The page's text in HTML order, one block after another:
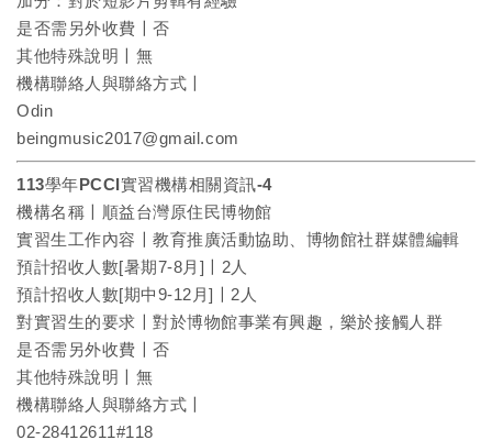
是否需另外收費〡否
其他特殊說明〡無
機構聯絡人與聯絡方式〡
Odin
beingmusic2017@gmail.com
113學年PCCI實習機構相關資訊-4
機構名稱〡順益台灣原住民博物館
實習生工作內容〡教育推廣活動協助、博物館社群媒體編輯
預計招收人數[暑期7-8月]〡2人
預計招收人數[期中9-12月]〡2人
對實習生的要求〡對於博物館事業有興趣，樂於接觸人群
是否需另外收費〡否
其他特殊說明〡無
機構聯絡人與聯絡方式〡
02-28412611#118